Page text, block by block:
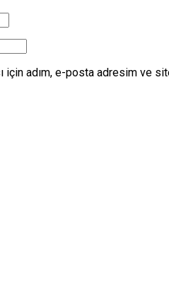
için adım, e-posta adresim ve